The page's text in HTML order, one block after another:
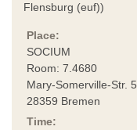
Flensburg (euf))
Place:
SOCIUM
Room: 7.4680
Mary-Somerville-Str. 5
28359 Bremen
Time: